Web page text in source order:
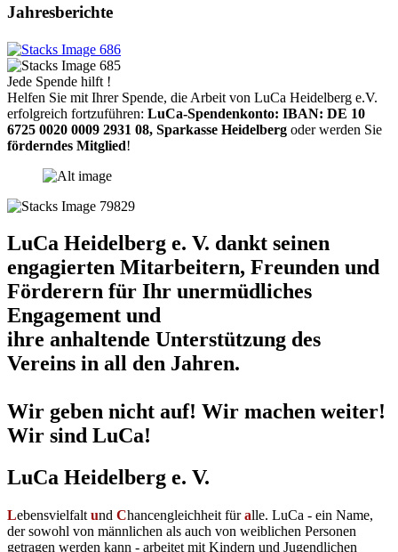
Jahresberichte
Jede Spende hilft !
Helfen Sie mit Ihrer Spende, die Arbeit von LuCa Heidelberg e.V.
erfolgreich fortzuführen: LuCa-Spendenkonto: IBAN: DE 10
6725 0020 0009 2931 08, Sparkasse Heidelberg oder werden Sie
förderndes Mitglied!
LuCa Heidelberg e. V. dankt seinen
engagierten Mitarbeitern, Freunden und
Förderern für Ihr unermüdliches
Engagement und
ihre anhaltende Unterstützung des
Vereins in all den Jahren.
Wir geben nicht auf! Wir machen weiter!
Wir sind LuCa!
LuCa Heidelberg e. V.
Lebensvielfalt und Chancengleichheit füralle. LuCa - ein Name,
der sowohl von männlichen als auch von weiblichen Personen
getragen werden kann - arbeitet mit Kindern und Jugendlichen